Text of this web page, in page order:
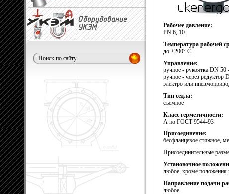
Оборудование
УКЭМ
Рабочее давление:
PN 6, 10
Температура рабочей
до +200° С
Управление:
ручное - рукоятка DN 50
ручное - через редуктор
электро или
Тип седла:
съемное
Класс герметичности:
А по ГОСТ 9544-93
Присоединение:
бесфланцевое стяжное,
Присоединительные
Установочное
любое, кроме положения
Направление подачи
любое